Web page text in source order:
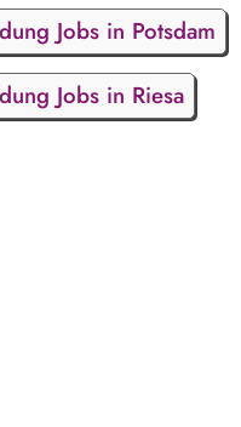
Jobs in Potsdam
Jobs in Riesa